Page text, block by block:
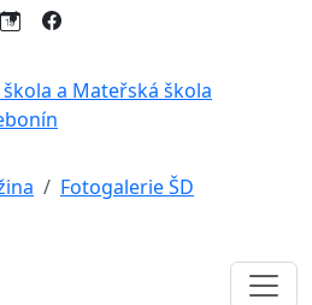
a Mateřská škola
Fotogalerie ŠD